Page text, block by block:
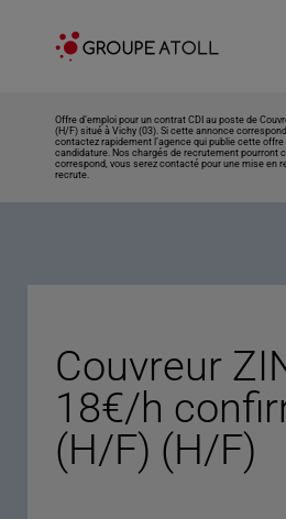
Offre d’emploi pour un contrat CDI au poste de
(H/F) situé à Vichy (03). Si cette annonce
contactez rapidement l’agence qui publie cette offre
candidature. Nos chargés de recrutement pourront
correspond, vous serez contacté pour une mise en
recrute.
Couvreur
18€/h
(H/F) (H/F)